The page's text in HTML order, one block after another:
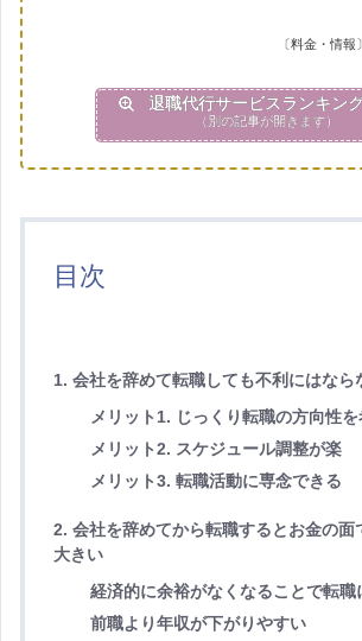
〔料金・情
退職代行サービスランキン
（別の記事が開きます）
目次
1. 会社を辞めて転職しても不利にはなら
メリット1. じっくり転職の方向性
メリット2. スケジュール調整が楽
メリット3. 転職活動に専念できる
2. 会社を辞めてから転職するとお金の面
大きい
経済的に余裕がなくなることで転職
前職より年収が下がりやすい